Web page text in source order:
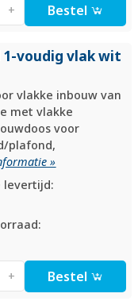
+ Bestel
1-voudig vlak wit
vlakke inbouw van
met vlakke
voor
plafond,
»
levertijd:
+ Bestel